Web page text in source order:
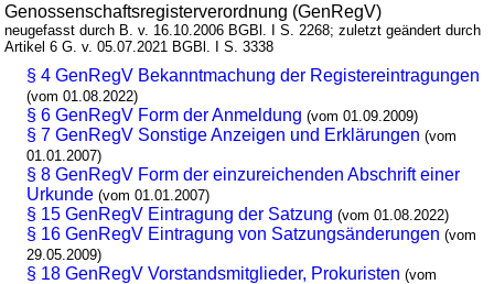
Genossenschaftsregisterverordnung (GenRegV)
neugefasst durch B. v. 16.10.2006 BGBl. I S. 2268; zuletzt geändert durch
Artikel 6 G. v. 05.07.2021 BGBl. I S. 3338
§ 4 GenRegV Bekanntmachung der Registereintragungen
(vom 01.08.2022)
§ 6 GenRegV Form der Anmeldung (vom 01.09.2009)
§ 7 GenRegV Sonstige Anzeigen und Erklärungen (vom
01.01.2007)
§ 8 GenRegV Form der einzureichenden Abschrift einer
Urkunde (vom 01.01.2007)
§ 15 GenRegV Eintragung der Satzung (vom 01.08.2022)
§ 16 GenRegV Eintragung von Satzungsänderungen (vom
29.05.2009)
§ 18 GenRegV Vorstandsmitglieder, Prokuristen (vom